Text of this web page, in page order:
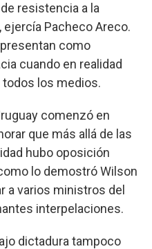
resistencia a la
Pacheco Areco.
como
cuando en realidad
los medios.
comenzó en
que más allá de las
hubo oposición
lo demostró Wilson
a varios ministros del
interpelaciones.
dictadura tampoco